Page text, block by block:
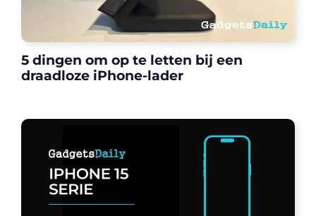
5 dingen om op te letten bij een
draadloze iPhone-lader